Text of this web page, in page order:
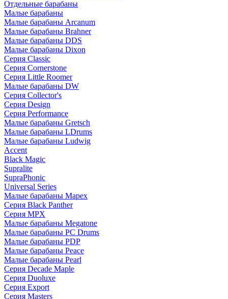
Отдельные барабаны
Малые барабаны
Малые барабаны Arcanum
Малые барабаны Brahner
Малые барабаны DDS
Малые барабаны Dixon
Серия Classic
Серия Cornerstone
Серия Little Roomer
Малые барабаны DW
Серия Collector's
Серия Design
Серия Performance
Малые барабаны Gretsch
Малые барабаны LDrums
Малые барабаны Ludwig
Accent
Black Magic
Supralite
SupraPhonic
Universal Series
Малые барабаны Mapex
Серия Black Panther
Серия MPX
Малые барабаны Megatone
Малые барабаны PC Drums
Малые барабаны PDP
Малые барабаны Peace
Малые барабаны Pearl
Серия Decade Maple
Серия Duoluxe
Серия Export
Серия Masters